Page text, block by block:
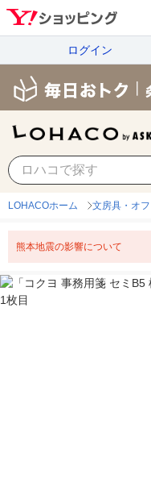
ログイン
LOHACOホーム 文房具・オ
熊本地震の影響について